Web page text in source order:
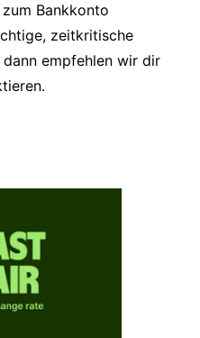
Bankkonto
zeitkritische
empfehlen wir dir